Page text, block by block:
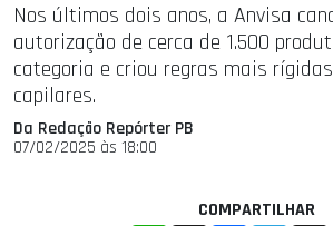
Nos últimos dois anos, a Anvisa
autorização de cerca de 1.500
categoria e criou regras mais
capilares.
Da Redação Repórter PB
07/02/2025 às 18:00
COMPARTILHAR